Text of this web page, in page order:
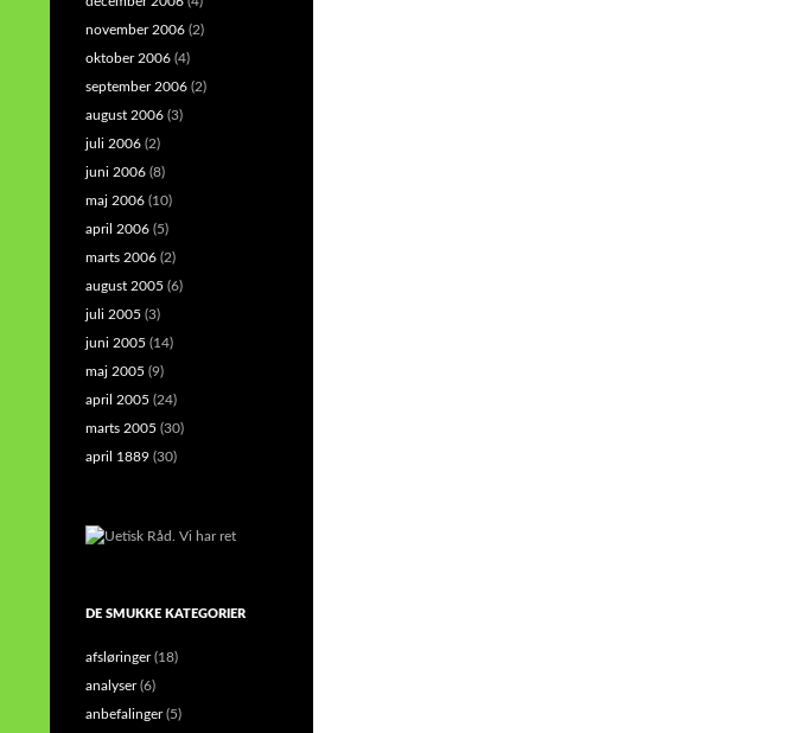
november 2006 (2)
oktober 2006 (4)
september 2006 (2)
august 2006 (3)
juli 2006 (2)
juni 2006 (8)
maj 2006 (10)
april 2006 (5)
marts 2006 (2)
august 2005 (6)
juli 2005 (3)
juni 2005 (14)
maj 2005 (9)
april 2005 (24)
marts 2005 (30)
april 1889 (30)
DE SMUKKE KATEGORIER
afsløringer(18)
analyser(6)
anbefalinger(5)